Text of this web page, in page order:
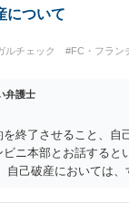
について
ルチェック #FC・フラン
弁護士
終了させること、自
ニ本部とお話すると
自己破産においては